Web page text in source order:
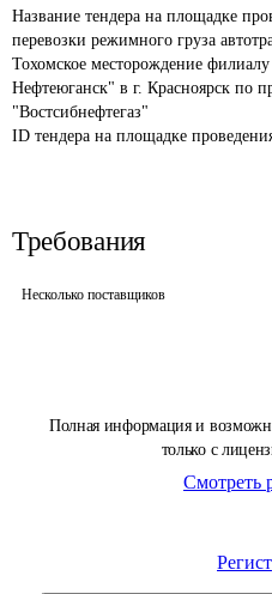
Полная информация и
только с
Смотреть
Название тендера на площадке
перевозки режимного груза
Тохомское месторождение
Нефтеюганск" в г. Красноярск по
"Востсибнефтегаз"
ID тендера на площадке
Требования
Несколько поставщиков